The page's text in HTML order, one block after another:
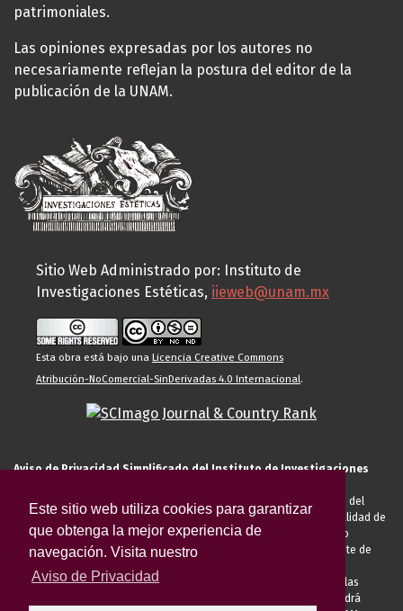
Este sitio web utiliza cookies para garantizar
que obtenga la mejor experiencia de
navegación. Visita nuestro
Aviso de Privacidad
patrimoniales.
Las opiniones expresadas por los autores no
necesariamente reflejan la postura del editor de la
publicación de la UNAM.
Sitio Web Administrado por: Instituto de
Investigaciones Estéticas, iieweb@unam.mx
Esta obra está bajo una Licencia Creative Commons
Atribución-NoComercial-SinDerivadas 4.0 Internacional.
Aviso de Privacidad Simplificado del Instituto de Investigaciones
El Instituto de Investigaciones Estéticas de la UNAM, es responsable del
tratamiento de sus datos personales para el registro de usted en calidad de
alumno, docente, personal de la entidad académica, conferencista o
invitado externo (nacional o extranjero), visitante, proveedor o cliente de
anteriormente descritas u otras aquellas exigidas legalmente o por las
autoridades competentes podrá transferir sus datos personales. Podrá